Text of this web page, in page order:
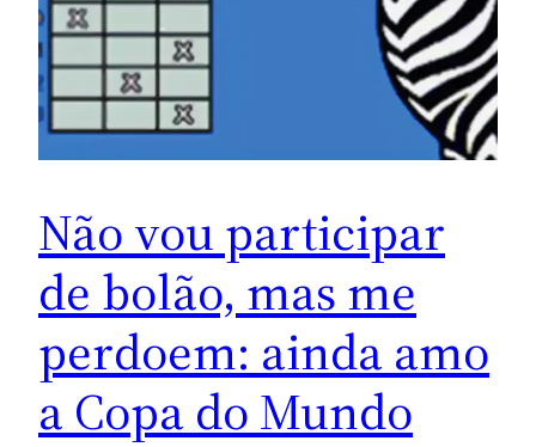
Não vou participar
de bolão, mas me
perdoem: ainda amo
a Copa do Mundo